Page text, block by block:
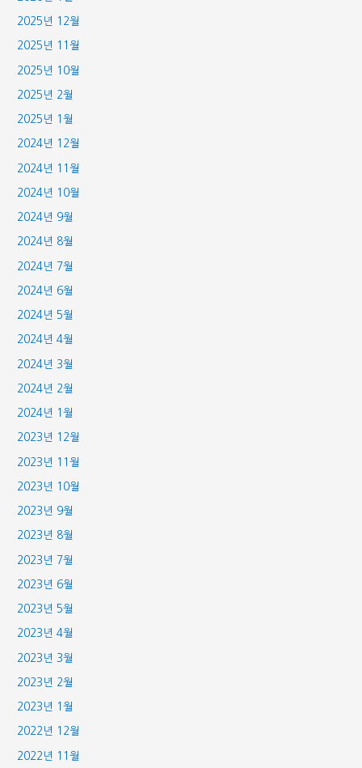
2025년 12월
2025년 11월
2025년 10월
2025년 2월
2025년 1월
2024년 12월
2024년 11월
2024년 10월
2024년 9월
2024년 8월
2024년 7월
2024년 6월
2024년 5월
2024년 4월
2024년 3월
2024년 2월
2024년 1월
2023년 12월
2023년 11월
2023년 10월
2023년 9월
2023년 8월
2023년 7월
2023년 6월
2023년 5월
2023년 4월
2023년 3월
2023년 2월
2023년 1월
2022년 12월
2022년 11월